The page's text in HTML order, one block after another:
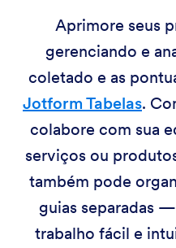
Aprimore seus
gerenciando e
coletado e as
Jotform Tabelas.
colabore com sua
serviços ou
também pode
guias separadas
trabalho fácil e